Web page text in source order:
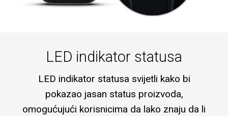
LED indikator statusa
LED indikator statusa svijetli kako bi
pokazao jasan status proizvoda,
omogućujući korisnicima da lako znaju da li